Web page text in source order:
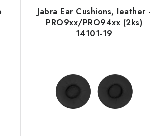
Jabra Ear Cushions, leather -
PRO9xx/PRO94xx (2ks)
14101-19